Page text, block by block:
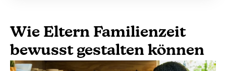
Wie Eltern Familienzeit
bewusst gestalten können